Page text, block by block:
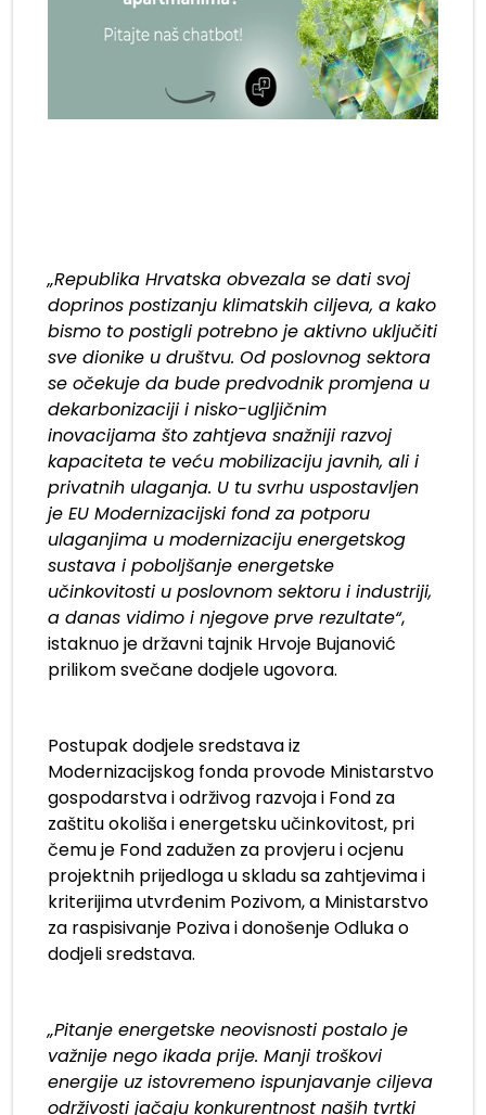
„Republika Hrvatska obvezala se dati svoj
doprinos postizanju klimatskih ciljeva, a kako
bismo to postigli potrebno je aktivno uključiti
sve dionike u društvu. Od poslovnog sektora
se očekuje da bude predvodnik promjena u
dekarbonizaciji i nisko-ugljičnim
inovacijama što zahtjeva snažniji razvoj
kapaciteta te veću mobilizaciju javnih, ali i
privatnih ulaganja. U tu svrhu uspostavljen
je EU Modernizacijski fond za potporu
ulaganjima u modernizaciju energetskog
sustava i poboljšanje energetske
učinkovitosti u poslovnom sektoru i industriji,
a danas vidimo i njegove prve rezultate“,
istaknuo je državni tajnik Hrvoje Bujanović
prilikom svečane dodjele ugovora.
Postupak dodjele sredstava iz
Modernizacijskog fonda provode Ministarstvo
gospodarstva i održivog razvoja i Fond za
zaštitu okoliša i energetsku učinkovitost, pri
čemu je Fond zadužen za provjeru i ocjenu
projektnih prijedloga u skladu sa zahtjevima i
kriterijima utvrđenim Pozivom, a Ministarstvo
za raspisivanje Poziva i donošenje Odluka o
dodjeli sredstava.
„Pitanje energetske neovisnosti postalo je
važnije nego ikada prije. Manji troškovi
energije uz istovremeno ispunjavanje ciljeva
održivosti jačaju konkurentnost naših tvrtki